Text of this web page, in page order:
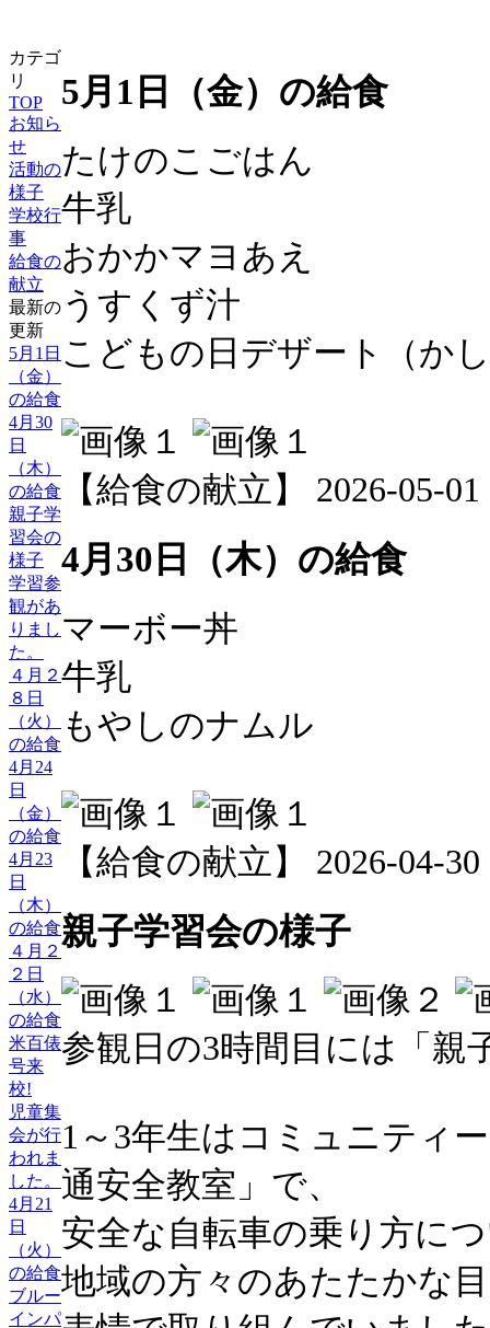
カテゴ
リ
TOP
お知ら
せ
活動の
様子
学校行
事
給食の
献立
最新の
更新
5月1日
（金）
の給食
4月30
日
（木）
の給食
親子学
習会の
様子
学習参
観があ
りまし
た。
４月２
８日
（火）
の給食
4月24
日
（金）
の給食
4月23
日
（木）
の給食
４月２
２日
（水）
の給食
米百俵
号来
校!
児童集
会が行
われま
した。
4月21
日
（火）
の給食
ブルー
インパ
5月1日（金）の給食
たけのこごはん
牛乳
おかかマヨあえ
うすくず汁
こどもの日デザート（か
【給食の献立】 2026-05-
4月30日（木）の給食
マーボー丼
牛乳
もやしのナムル
【給食の献立】 2026-04-
親子学習会の様子
参観日の3時間目には「親
1～3年生はコミュニティ
通安全教室」で、
安全な自転車の乗り方に
地域の方々のあたたかな